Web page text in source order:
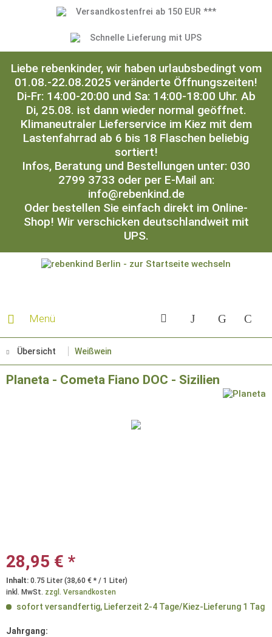
Versandkostenfrei ab 150 EUR ***
Schnelle Lieferung mit UPS
Liebe rebenkinder, wir haben urlaubsbedingt vom
01.08.-22.08.2025 veränderte Öffnungszeiten!
Di-Fr: 14:00-20:00 und Sa: 14:00-18:00 Uhr. Ab
Di, 25.08. ist dann wieder normal geöffnet.
Klimaneutraler Lieferservice im Kiez mit dem
Lastenfahrrad ab 6 bis 18 Flaschen beliebig
sortiert!
Infos, Beratung und Bestellungen unter: 030
2799 3733 oder per E-Mail an:
info@rebenkind.de
Oder bestellen Sie einfach direkt im Online-
Shop! Wir verschicken deutschlandweit mit
UPS.
Menü
Übersicht Weißwein
Planeta - Cometa Fiano DOC - Sizilien
28,95 € *
Inhalt: 0.75 Liter (38,60 € * / 1 Liter)
inkl. MwSt. zzgl. Versandkosten
sofort versandfertig, Lieferzeit 2-4 Tage/Kiez-Lieferung 1 Tag
Jahrgang: